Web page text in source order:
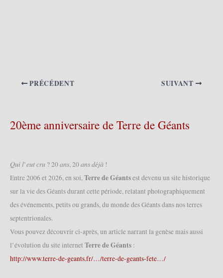
PRÉCÉDENT SUIVANT
20ème anniversaire de Terre de Géants
𝑄𝑢𝑖 𝑙’𝑒𝑢𝑡 𝑐𝑟𝑢 ? 20 𝑎𝑛𝑠, 20 𝑎𝑛𝑠 𝑑𝑒́𝑗𝑎̀ !
Entre 2006 et 2026, en soi,Terre de Géantsest devenu un site historique
sur la vie des Géants durant cette période, relatant photographiquement
des événements, petits ou grands, du monde des Géants dans nos terres
septentrionales.
Vous pouvez découvrir ci-après, un article narrant la genèse mais aussi
l’évolution du site internet Terre de Géants :
http://www.terre-de-geants.fr/…/terre-de-geants-fete…/